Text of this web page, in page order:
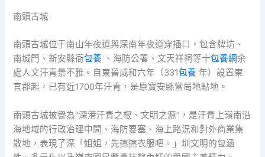
南頭古城
南頭古城位于南山年夜道與深南年夜道穿插口，包含牌坊、
南城門、新安縣衙包養 、海防公署、文天祥祠等十包養網余
處人文汗青景不雅。自東晉咸和六年（331包養 年）設置東
官郡起，已有近1700年汗青，是原寶安縣當局地點地。
南頭古城被譽為“深港汗青之根、文明之源”，是汗青上嶺南沿
海地域的行政治理中間、海防要塞、海上路況和對外商業集
散地，表現了深「姐姐，先擦擦衣服吧。」圳文明的包涵